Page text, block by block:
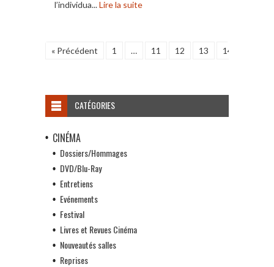
l’individua...Lire la suite
« Précédent 1 … 11 12 13 14
CATÉGORIES
CINÉMA
Dossiers/Hommages
DVD/Blu-Ray
Entretiens
Evénements
Festival
Livres et Revues Cinéma
Nouveautés salles
Reprises